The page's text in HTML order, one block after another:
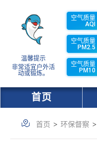
温馨提示
非常适宜户外活
动或锻炼。
空气质量
AQI
空气质量
PM2.5
空气质量
PM10
首页
首页 > 环保督察 >